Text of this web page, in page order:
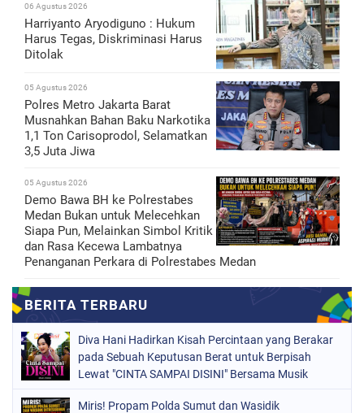
06 Agustus 2026
Harriyanto Aryodiguno : Hukum
Harus Tegas, Diskriminasi Harus
Ditolak
05 Agustus 2026
Polres Metro Jakarta Barat
Musnahkan Bahan Baku Narkotika
1,1 Ton Carisoprodol, Selamatkan
3,5 Juta Jiwa
05 Agustus 2026
Demo Bawa BH ke Polrestabes
Medan Bukan untuk Melecehkan
Siapa Pun, Melainkan Simbol Kritik
dan Rasa Kecewa Lambatnya
Penanganan Perkara di Polrestabes Medan
Diva Hani Hadirkan Kisah Percintaan yang Berakar
pada Sebuah Keputusan Berat untuk Berpisah
Lewat "CINTA SAMPAI DISINI" Bersama Musik
Miris! Propam Polda Sumut dan Wasidik